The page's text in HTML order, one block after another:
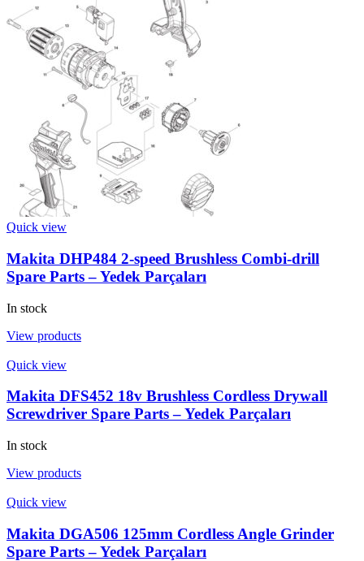
Quick view
Makita DHP484 2-speed Brushless Combi-drill
Spare Parts – Yedek Parçaları
In stock
View products
Quick view
Makita DFS452 18v Brushless Cordless Drywall
Screwdriver Spare Parts – Yedek Parçaları
In stock
View products
Quick view
Makita DGA506 125mm Cordless Angle Grinder
Spare Parts – Yedek Parçaları